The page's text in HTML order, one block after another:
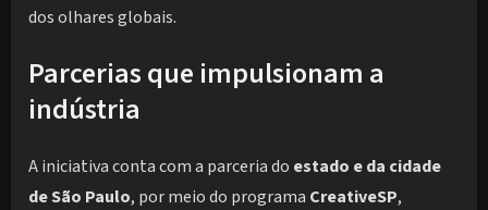
dos olhares globais.
Parcerias que impulsionam a
indústria
A iniciativa conta com a parceria do estado e da cidade
de São Paulo, por meio do programa CreativeSP,